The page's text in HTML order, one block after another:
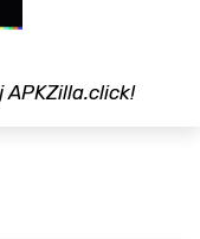
APKZilla.click!